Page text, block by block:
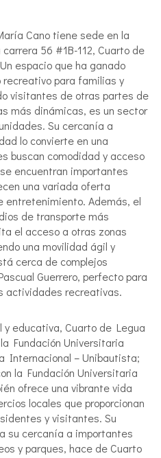
Cano tiene sede en la
56 #1B-112, Cuarto de
espacio que ha ganado
recreativo para familias y
visitantes de otras partes de
más dinámicas, es un sector
Su cercanía a
lo convierte en una
buscan comodidad y acceso
encuentran importantes
una variada oferta
entretenimiento. Además, el
de transporte más
el acceso a otras zonas
una movilidad ágil y
cerca de complejos
Guerrero, perfecto para
actividades recreativas.
educativa, Cuarto de Legua
Fundación Universitaria
Internacional – Unibautista;
la Fundación Universitaria
ofrece una vibrante vida
locales que proporcionan
y visitantes. Su
su cercanía a importantes
y parques, hace de Cuarto